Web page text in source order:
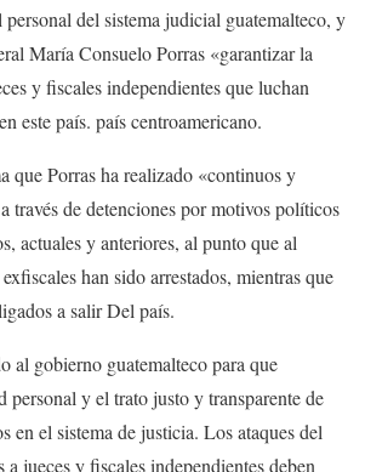
del sistema judicial guatemalteco, y
María Consuelo Porras «garantizar la
y fiscales independientes que luchan
este país. país centroamericano.
que Porras ha realizado «continuos y
través de detenciones por motivos políticos
actuales y anteriores, al punto que al
han sido arrestados, mientras que
a salir Del país.
al gobierno guatemalteco para que
personal y el trato justo y transparente de
en el sistema de justicia. Los ataques del
a jueces y fiscales independientes deben